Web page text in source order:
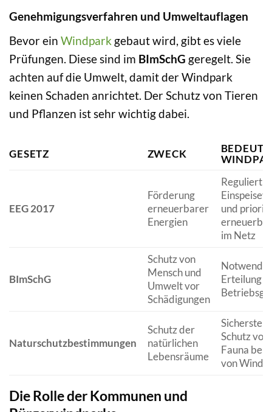
Genehmigungsverfahren und Umweltauflagen
Bevor ein Windpark gebaut wird, gibt es viele
Prüfungen. Diese sind im BImSchG geregelt. Sie
achten auf die Umwelt, damit der Windpark
keinen Schaden anrichtet. Der Schutz von Tieren
und Pflanzen ist sehr wichtig dabei.
GESETZ ZWECK
EEG 2017
Förderung
erneuerbarer
Energien
Reguliert
und
im Netz
BImSchG
Schutz von
Mensch und
Umwelt vor
Schädigungen
Erteilung
Naturschutzbestimmungen
Schutz der
natürlichen
Lebensräume
Schutz
Fauna
von
Die Rolle der Kommunen und